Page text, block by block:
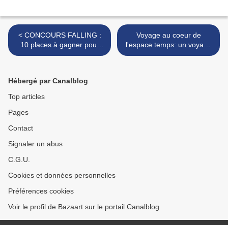
< CONCOURS FALLING :
10 places à gagner pour
voir le premier film de Viggo
Voyage au coeur de
l'espace temps: un voyage
aux confins de la science et
Hébergé par Canalblog
Top articles
Pages
Contact
Signaler un abus
C.G.U.
Cookies et données personnelles
Préférences cookies
Voir le profil de Bazaart sur le portail Canalblog